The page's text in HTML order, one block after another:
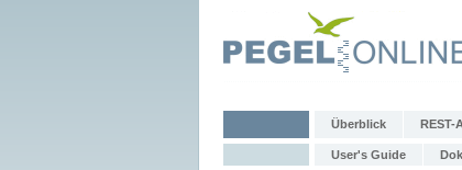
Überblick REST-
User's Guide